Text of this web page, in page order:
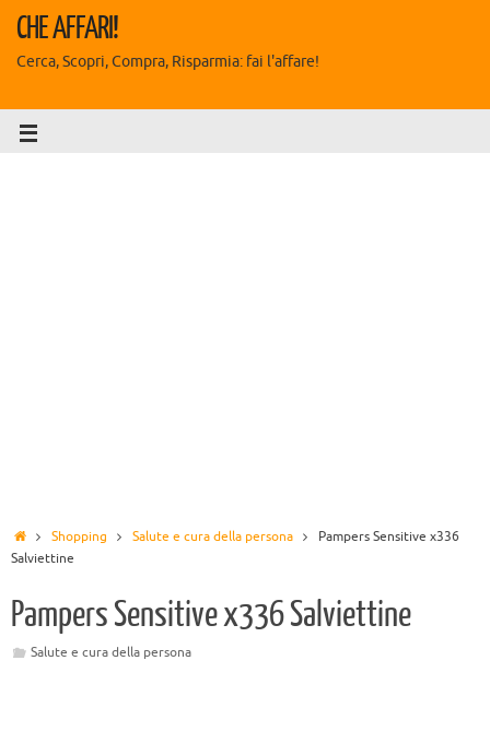
CHE AFFARI!
Cerca, Scopri, Compra, Risparmia: fai l'affare!
Shopping Salute e cura della persona
Pampers Sensitive x336
Salviettine
Pampers Sensitive x336 Salviettine
Salute e cura della persona